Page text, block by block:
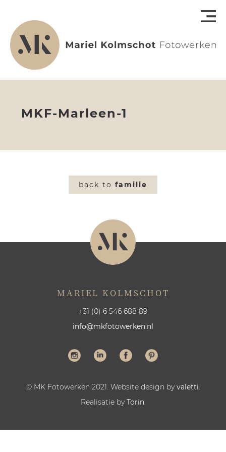
MKF-Marleen-1
back to familie
MARIEL KOLMSCHOT
+31 (0) 6 546 688 89
info@mkfotowerken.nl
© MK Fotowerken 2021. Website design byvaletti.
Realisatie byTorin.